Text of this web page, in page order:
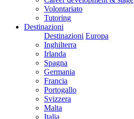
Volontariato
Tutoring
Destinazioni
Destinazioni Europa
Inghilterra
Irlanda
Spagna
Germania
Francia
Portogallo
Svizzera
Malta
Italia